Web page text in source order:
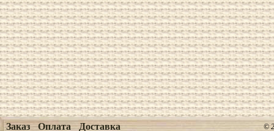
Заказ Оплата Доставка ©